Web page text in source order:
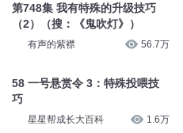
第748集 我有特殊的升级技巧
（2）（搜：《鬼吹灯》）
有声的紫襟 56.7万
58 一号悬赏令 3：特殊投喂技
巧
星星帮成长大百科 1.6万